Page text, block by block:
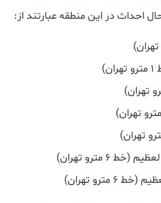
احداث در این منطقه عبارتند از:
۶ مترو تهران)
تهران)